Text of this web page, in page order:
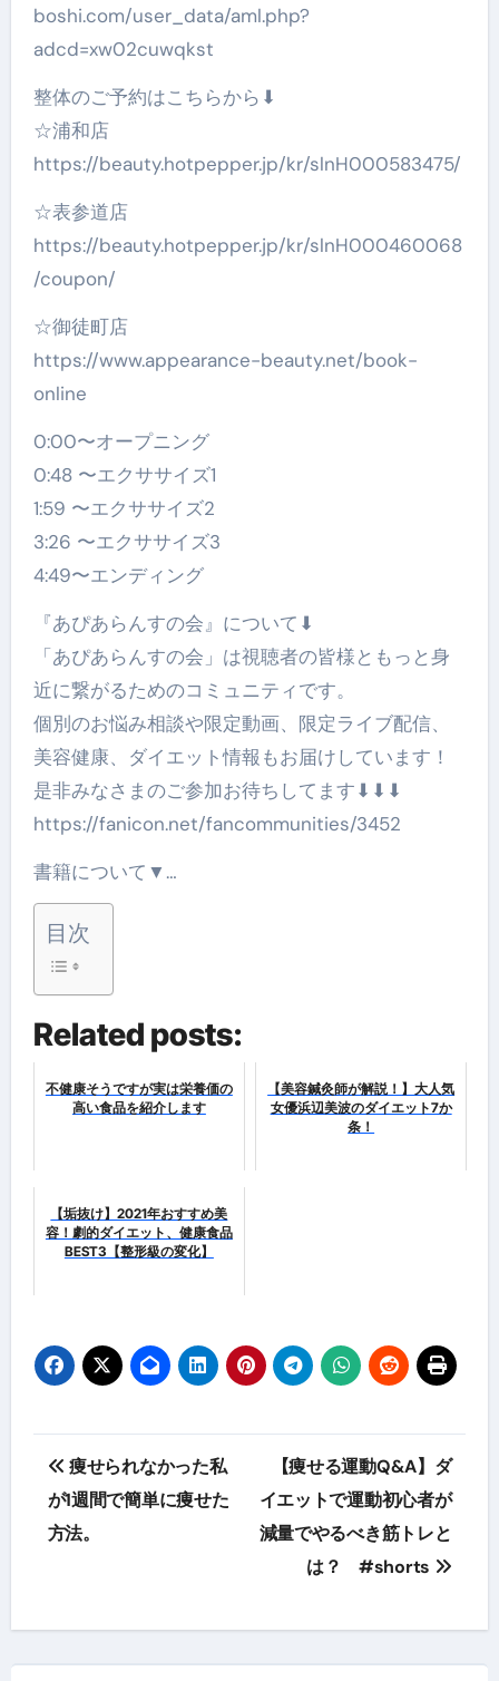
boshi.com/user_data/aml.php?
adcd=xw02cuwqkst
整体のご予約はこちらから⬇︎
☆浦和店
https://beauty.hotpepper.jp/kr/slnH000583475/
☆表参道店
https://beauty.hotpepper.jp/kr/slnH000460068
/coupon/
☆御徒町店
https://www.appearance-beauty.net/book-
online
0:00〜オープニング
0:48 〜エクササイズ1
1:59 〜エクササイズ2
3:26 〜エクササイズ3
4:49〜エンディング
『あぴあらんすの会』について⬇︎
「あぴあらんすの会」は視聴者の皆様ともっと身
近に繋がるためのコミュニティです。
個別のお悩み相談や限定動画、限定ライブ配信、
美容健康、ダイエット情報もお届けしています！
是非みなさまのご参加お待ちしてます⬇︎⬇︎⬇︎
https://fanicon.net/fancommunities/3452
書籍について▼…
目次
Related posts:
不健康そうですが実は栄養価の
高い食品を紹介します
【美容鍼灸師が解説！】大人気
女優浜辺美波のダイエット7か
条！
【垢抜け】2021年おすすめ美
容！劇的ダイエット、健康食品
BEST3【整形級の変化】
投
稿
ナ
ゲ
痩せられなかった私
が1週間で簡単に痩せた
方法。
【痩せる運動Q&A】ダ
イエットで運動初心者が
減量でやるべき筋トレと
は？ #shorts